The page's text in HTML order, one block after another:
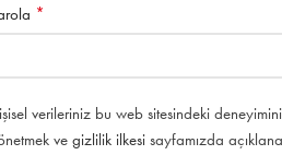
*
verileriniz bu web sitesindeki
ve gizlilik ilkesi sayfamızda